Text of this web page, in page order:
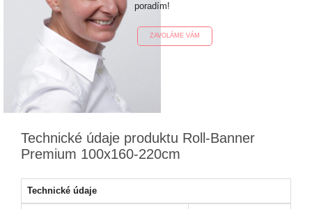
poradím!
ZAVOLÁME VÁM
Technické údaje produktu Roll-Banner
Premium 100x160-220cm
Technické údaje